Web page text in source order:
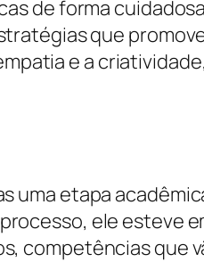
de forma
que
e a
uma etapa
ele esteve
competências que